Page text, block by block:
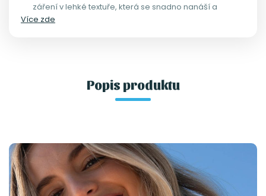
záření v lehké textuře, která se snadno nanáší a
nezanechává viditelný bílý film na pokožce.
Více zde
Popis produktu